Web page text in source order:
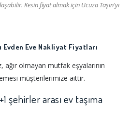
Kesin fiyat almak için Ucuza Taşın'yı
Evden Eve Nakliyat Fiyatları
ağır olmayan mutfak eşyalarının
müşterilerimize aittir.
şehirler arası ev taşıma